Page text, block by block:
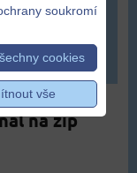
na zip
soukromí
cookies
vše